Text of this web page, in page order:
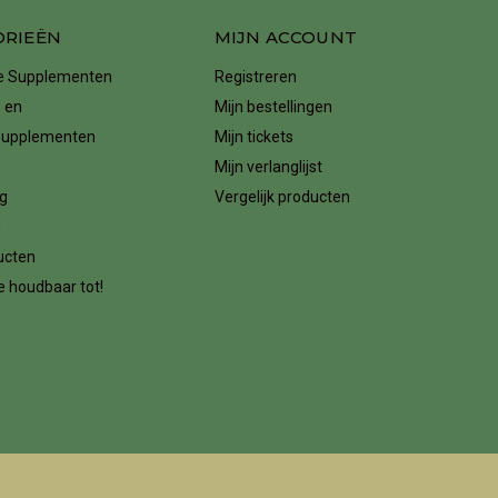
Supplementen
en
houdbaar tot!
MIJN ACCOUNT
Registreren
Mijn bestellingen
Mijn tickets
Mijn verlanglijst
Vergelijk producten